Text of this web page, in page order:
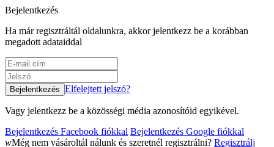
Bejelentkezés
Ha már regisztráltál oldalunkra, akkor jelentkezz be a korábban
megadott adataiddal
Elfelejtett jelszó?
Vagy jelentkezz be a közösségi média azonosítóid egyikével.
Bejelentkezés Facebook fiókkal Bejelentkezés Google fiókkal
wMég nem vásároltál nálunk és szeretnél regisztrálni? Regisztrálj